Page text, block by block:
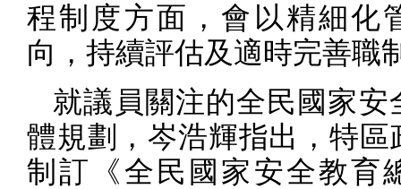
程制度方面，會以精細化
向，持續評估及適時完善職
就議員關注的全民國家安
體規劃，岑浩輝指出，特區
制訂《全民國家安全教育